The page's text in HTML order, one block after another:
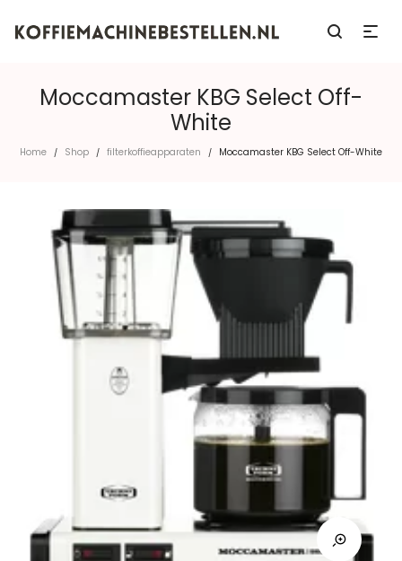
Moccamaster KBG Select Off-
White
Home / Shop / filterkoffieapparaten / Moccamaster KBG Select Off-White